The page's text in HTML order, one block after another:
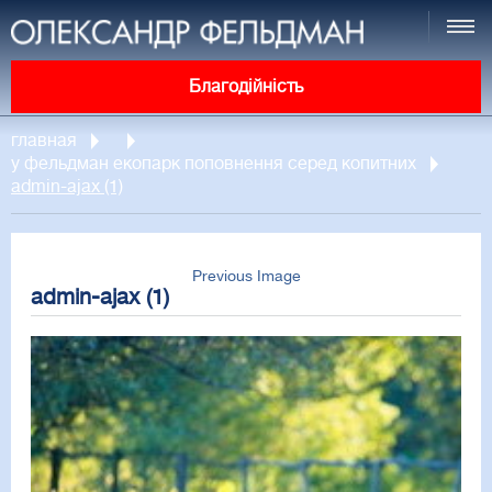
Благодійність
главная
у фельдман екопарк поповнення серед копитних
admin-ajax (1)
Previous Image
admin-ajax (1)